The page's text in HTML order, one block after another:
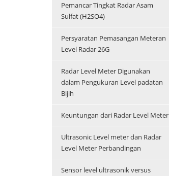
Pemancar Tingkat Radar Asam
Sulfat (H2SO4)
Persyaratan Pemasangan Meteran
Level Radar 26G
Radar Level Meter Digunakan
dalam Pengukuran Level padatan
Bijih
Keuntungan dari Radar Level Meter
Ultrasonic Level meter dan Radar
Level Meter Perbandingan
Sensor level ultrasonik versus